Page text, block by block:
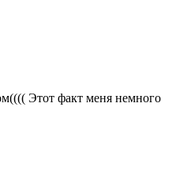
Этот факт меня немного